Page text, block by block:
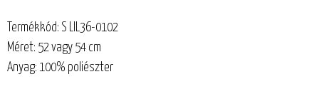
Termékkód: S LIL36-0102
Méret: 52 vagy 54 cm
Anyag: 100% poliészter